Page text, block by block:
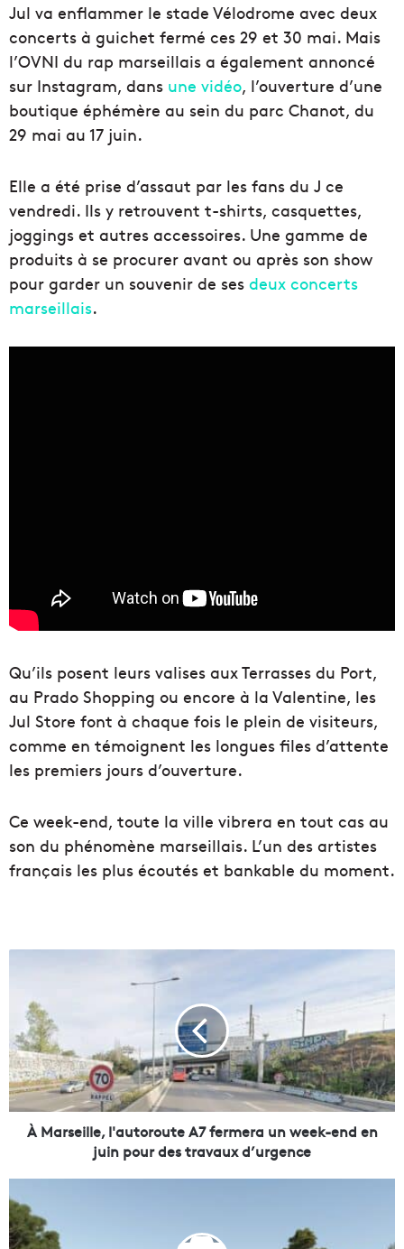
Jul va enflammer le stade Vélodrome avec deux
concerts à guichet fermé ces 29 et 30 mai. Mais
l’OVNI du rap marseillais a également annoncé
sur Instagram, dans une vidéo, l’ouverture d’une
boutique éphémère au sein du parc Chanot, du
29 mai au 17 juin.
Elle a été prise d’assaut par les fans du J ce
vendredi. Ils y retrouvent t-shirts, casquettes,
joggings et autres accessoires. Une gamme de
produits à se procurer avant ou après son show
pour garder un souvenir de ses deux concerts
marseillais.
Qu’ils posent leurs valises aux Terrasses du Port,
au Prado Shopping ou encore à la Valentine, les
Jul Store font à chaque fois le plein de visiteurs,
comme en témoignent les longues files d’attente
les premiers jours d’ouverture.
Ce week-end, toute la ville vibrera en tout cas au
son du phénomène marseillais. L’un des artistes
français les plus écoutés et bankable du moment.
s
e
i
l
l
a
u
t
À Marseille, l'autoroute A7 fermera un week-end en
juin pour des travaux d’urgence
I
s
t